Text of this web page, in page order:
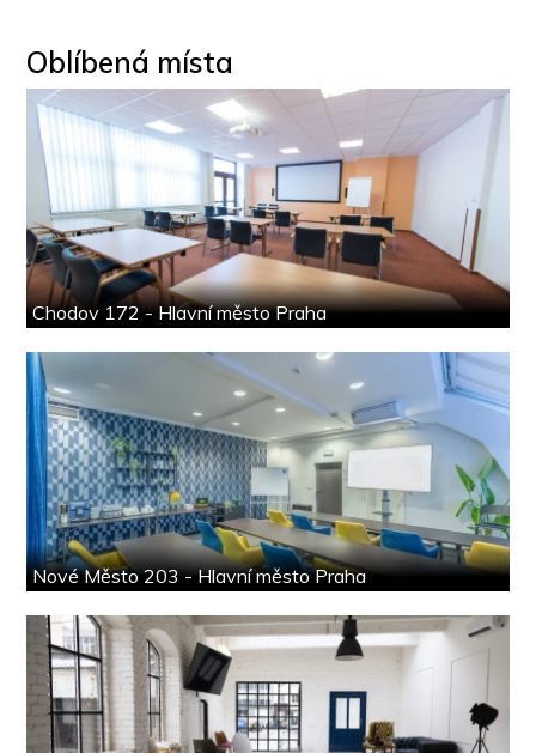
Oblíbená místa
Chodov 172 - Hlavní město Praha
Nové Město 203 - Hlavní město Praha